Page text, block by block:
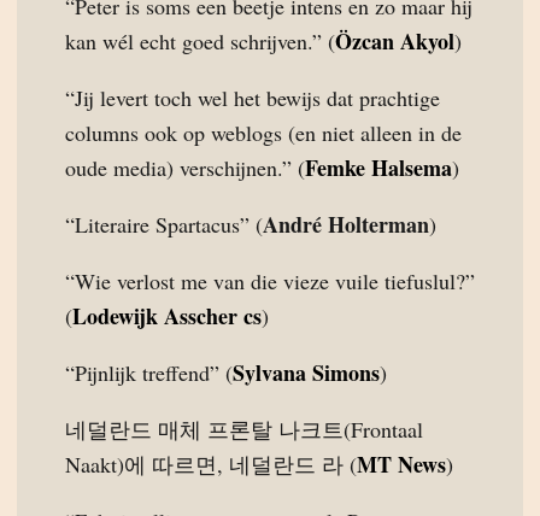
“Peter is soms een beetje intens en zo maar hij
kan wél echt goed schrijven.” (Özcan Akyol)
“Jij levert toch wel het bewijs dat prachtige
columns ook op weblogs (en niet alleen in de
oude media) verschijnen.” (Femke Halsema)
“Literaire Spartacus” (André Holterman)
“Wie verlost me van die vieze vuile tiefuslul?”
(Lodewijk Asscher cs)
“Pijnlijk treffend” (Sylvana Simons)
네덜란드 매체 프론탈 나크트(Frontaal
Naakt)에 따르면, 네덜란드 라 (MT News)